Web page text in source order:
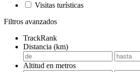
Visitas turísticas
Filtros avanzados
TrackRank
Distancia (km)
Altitud en metros